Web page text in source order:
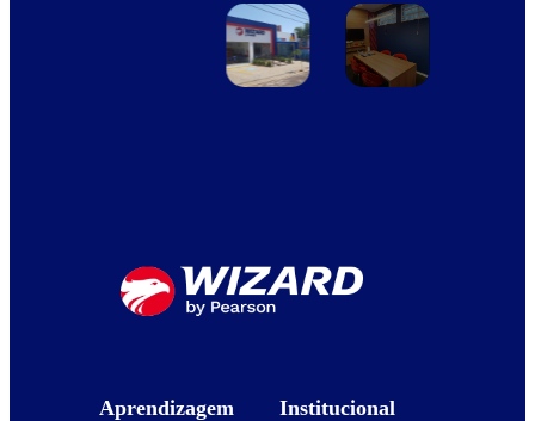
Aprendizagem Institucional